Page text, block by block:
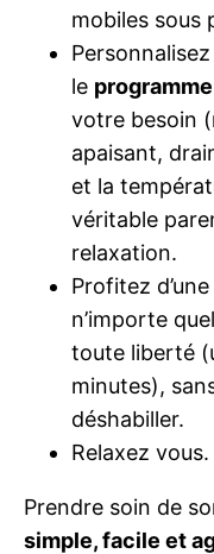
mobiles sous
le
votre besoin
apaisant,
et la
véritable
relaxation.
Profitez
n’importe
toute liberté
minutes),
déshabiller.
Relaxez vous.
Prendre soin de
simple, facile et